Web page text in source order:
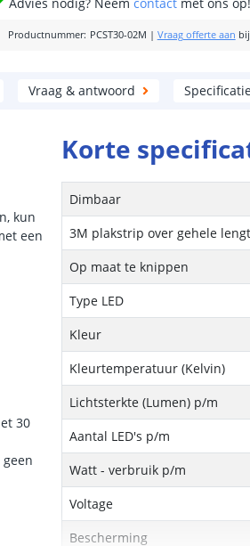
Productnummer: PCST30-02M | Vraag offerte aan
Vraag & antwoord
kun
een
30
Korte
Dimbaar
3M plakstrip over gehele
Op maat te knippen
Type LED
Kleur
Kleurtemperatuur (Kelvin)
Lichtsterkte (Lumen) p/m
Aantal LED's p/m
Watt - verbruik p/m
Voltage
Bescherming